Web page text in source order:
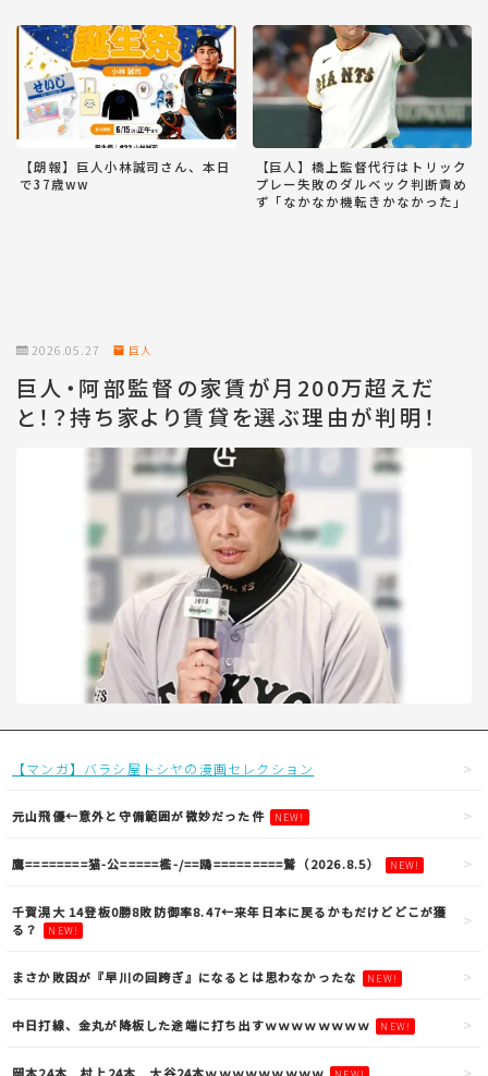
【朗報】巨人小林誠司さん、本日
で37歳ww
【巨人】橋上監督代行はトリック
プレー失敗のダルベック判断責め
ず「なかなか機転きかなかった」
2026.05.27 巨人
巨人・阿部監督の家賃が月200万超えだ
と！？持ち家より賃貸を選ぶ理由が判明！
【マンガ】バラシ屋トシヤの漫画セレクション
元山飛優←意外と守備範囲が微妙だった件 NEW!
鷹========猫-公=====檻-/==鴎=========鷲（2026.8.5） NEW!
千賀滉大 14登板0勝8敗防御率8.47←来年日本に戻るかもだけどどこが獲
る？
NEW!
まさか敗因が『早川の回跨ぎ』になるとは思わなかったな NEW!
中日打線、金丸が降板した途端に打ち出すｗｗｗｗｗｗｗｗ NEW!